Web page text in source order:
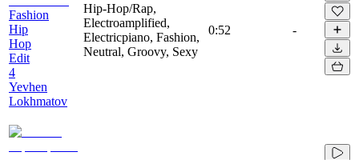
Fashion
Hip
Hop
Edit
4
Yevhen
Lokhmatov
Hip-Hop/Rap,
Electroamplified,
Electricpiano, Fashion,
Neutral, Groovy, Sexy
0:52 -